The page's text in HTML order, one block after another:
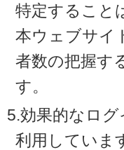
特定すること
本ウェブサイ
者数の把握す
す。
5.効果的なロ
利用していま